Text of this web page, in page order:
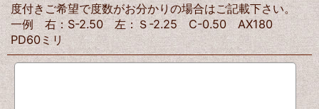
度付きご希望で度数がお分かりの場合はご記載下さい。
一例 右：S-2.50 左：Ｓ-2.25 C-0.50 AX180
PD60ミリ